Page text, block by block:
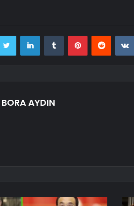
Twitter LinkedInTumblr PinterestReddit
BORA AYDIN